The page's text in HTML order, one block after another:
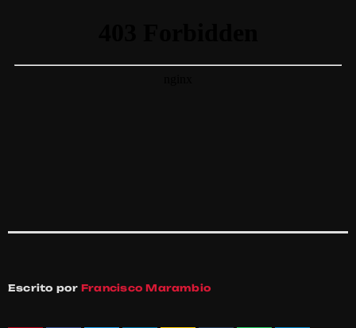
Escrito por Francisco Marambio